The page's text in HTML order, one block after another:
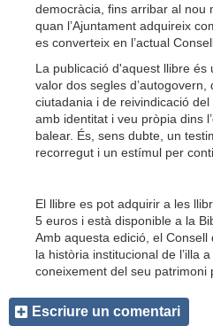
democràcia, fins arribar al nou
quan l’Ajuntament adquireix
es converteix en l’actual
La publicació d'aquest llibre és
valor dos segles
ciutadania i de reivindicació
amb identitat i veu pròpia dins
balear. És, sens dubte, un
recorregut i un estímul per
El llibre es pot adquirir a les
5 euros i està disponible a la
Amb aquesta edició, el
la història institucional de l’illa
coneixement del seu patrimoni
Escriure un comentari